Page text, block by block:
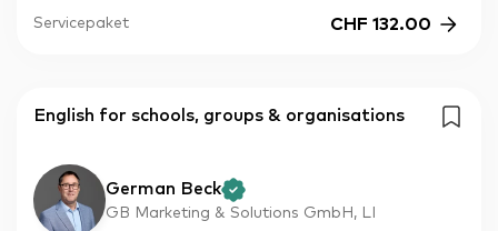
Servicepaket CHF 132.00
English for schools, groups & organisations
German Beck
GB Marketing & Solutions GmbH, LI